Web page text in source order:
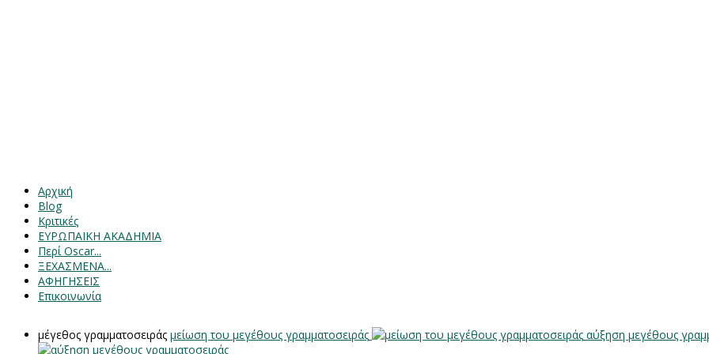
Αρχική
Blog
Κριτικές
ΕΥΡΩΠΑΙΚΗ ΑΚΑΔΗΜΙΑ
Περί Oscar...
ΞΕΧΑΣΜΕΝΑ...
ΑΦΗΓΗΣΕΙΣ
Επικοινωνία
μέγεθος γραμματοσειράς μείωση του μεγέθους γραμματοσειράς
αύξηση μεγέθους